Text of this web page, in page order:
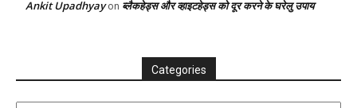
Ankit Upadhyayon ब्लैकहेड्स और व्हाइटहेड्स को दूर करने के घरेलु उपाय
Categories
Categories